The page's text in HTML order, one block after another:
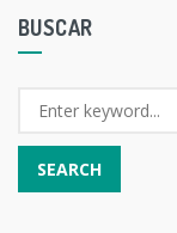
BUSCAR